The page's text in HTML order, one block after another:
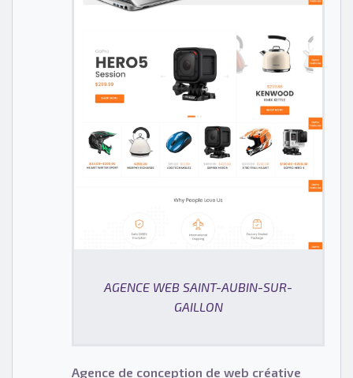
AGENCE WEB SAINT-AUBIN-SUR-
GAILLON
Agence de conception de web créative